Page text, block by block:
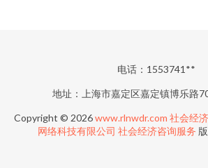
电话：1553741**
地址：上海市嘉定区嘉定镇博乐路
Copyright © 2026www.rlnwdr.com 社会经
网络科技有限公司 社会经济咨询服务